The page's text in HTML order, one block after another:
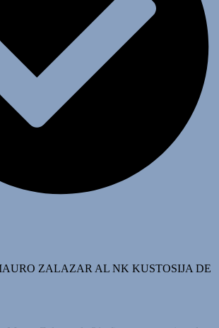
ZALAZAR AL NK KUSTOSIJA DE